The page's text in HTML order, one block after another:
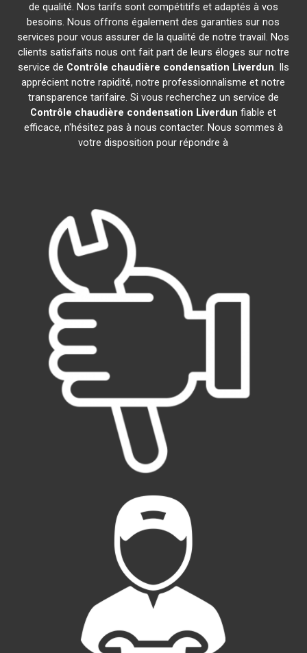
de qualité. Nos tarifs sont compétitifs et adaptés à vos
besoins. Nous offrons également des garanties sur nos
services pour vous assurer de la qualité de notre travail. Nos
clients satisfaits nous ont fait part de leurs éloges sur notre
service de Contrôle chaudière condensation Liverdun. Ils
apprécient notre rapidité, notre professionnalisme et notre
transparence tarifaire. Si vous recherchez un service de
Contrôle chaudière condensation Liverdun fiable et
efficace, n'hésitez pas à nous contacter. Nous sommes à
votre disposition pour répondre à